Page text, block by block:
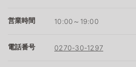
営業時間 10:00～19:00
電話番号 0270-30-1297